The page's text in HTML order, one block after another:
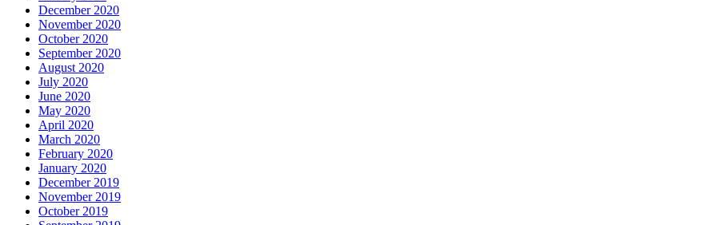
December 2020
November 2020
October 2020
September 2020
August 2020
July 2020
June 2020
May 2020
April 2020
March 2020
February 2020
January 2020
December 2019
November 2019
October 2019